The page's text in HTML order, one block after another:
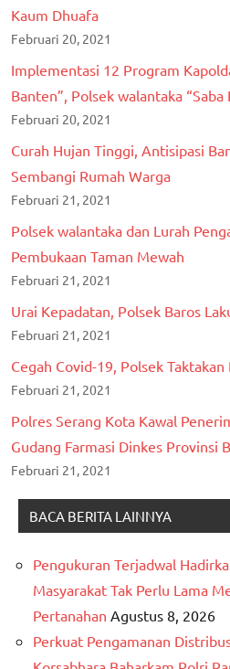
Kaum Dhuafa
Februari 20, 2021
Implementasi 12 Program
Banten”, Polsek walantaka “Saba
Februari 20, 2021
Curah Hujan Tinggi, Antisipasi
Sembangi Rumah Warga
Februari 21, 2021
Polsek walantaka dan Lurah
Pembukaan Taman Mewah
Februari 21, 2021
Urai Kepadatan, Polsek Baros
Februari 21, 2021
Cegah Covid-19, Polsek
Februari 21, 2021
Polres Serang Kota Kawal
Gudang Farmasi Dinkes Provinsi
Februari 21, 2021
BACA BERITA LAINNYA
Pengukuran Terjadwal
Masyarakat Tak Perlu Lama
Pertanahan Agustus 8, 2026
Perkuat Pengamanan